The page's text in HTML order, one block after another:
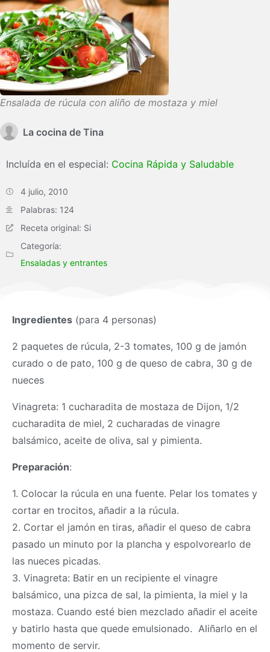
Ensalada de rúcula con aliño de mostaza y miel
La cocina de Tina
Incluída en el especial: Cocina Rápida y Saludable
4 julio, 2010
Palabras: 124
Receta original: Si
Categoría:
Ensaladas y entrantes
Ingredientes (para 4 personas)
2 paquetes de rúcula, 2-3 tomates, 100 g de jamón
curado o de pato, 100 g de queso de cabra, 30 g de
nueces
Vinagreta: 1 cucharadita de mostaza de Dijon, 1/2
cucharadita de miel, 2 cucharadas de vinagre
balsámico, aceite de oliva, sal y pimienta.
Preparación:
1. Colocar la rúcula en una fuente. Pelar los tomates y
cortar en trocitos, añadir a la rúcula.
2. Cortar el jamón en tiras, añadir el queso de cabra
pasado un minuto por la plancha y espolvorearlo de
las nueces picadas.
3. Vinagreta: Batir en un recipiente el vinagre
balsámico, una pizca de sal, la pimienta, la miel y la
mostaza. Cuando esté bien mezclado añadir el aceite
y batirlo hasta que quede emulsionado. Aliñarlo en el
momento de servir.